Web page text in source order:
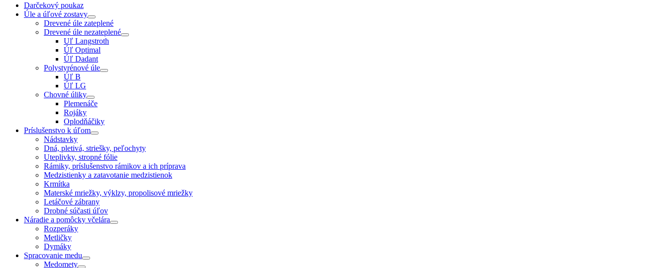
Darčekový poukaz
Úle a úľové zostavy
Drevené úle zateplené
Drevené úle nezateplené
Uľ Langstroth
Úľ Optimal
Úľ Dadant
Polystyrénové úle
Úľ B
Úľ LG
Chovné úliky
Plemenáče
Rojáky
Oplodňáčiky
Príslušenstvo k úľom
Nádstavky
Dná, pletivá, striešky, peľochyty
Uteplivky, stropné fólie
Rámiky, príslušenstvo rámikov a ich príprava
Medzistienky a zatavotanie medzistienok
Krmítka
Materské mriežky, výklzy, propolisové mriežky
Letáčové zábrany
Drobné súčasti úľov
Náradie a pomôcky včelára
Rozperáky
Metličky
Dymáky
Spracovanie medu
Medomety